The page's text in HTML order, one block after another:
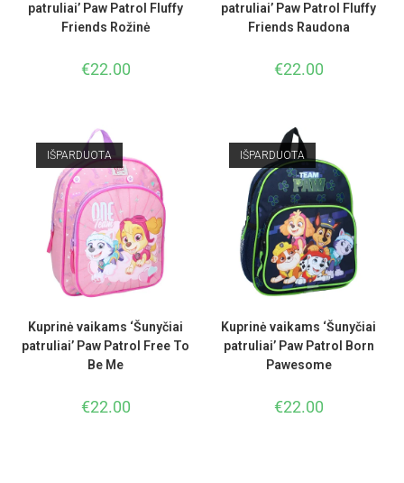
patruliai’ Paw Patrol Fluffy
Friends Rožinė
€22.00
patruliai’ Paw Patrol Fluffy
Friends Raudona
€22.00
IŠPARDUOTA
Kuprinė vaikams ‘Šunyčiai
patruliai’ Paw Patrol Free To
Be Me
€22.00
IŠPARDUOTA
Kuprinė vaikams ‘Šunyčiai
patruliai’ Paw Patrol Born
Pawesome
€22.00